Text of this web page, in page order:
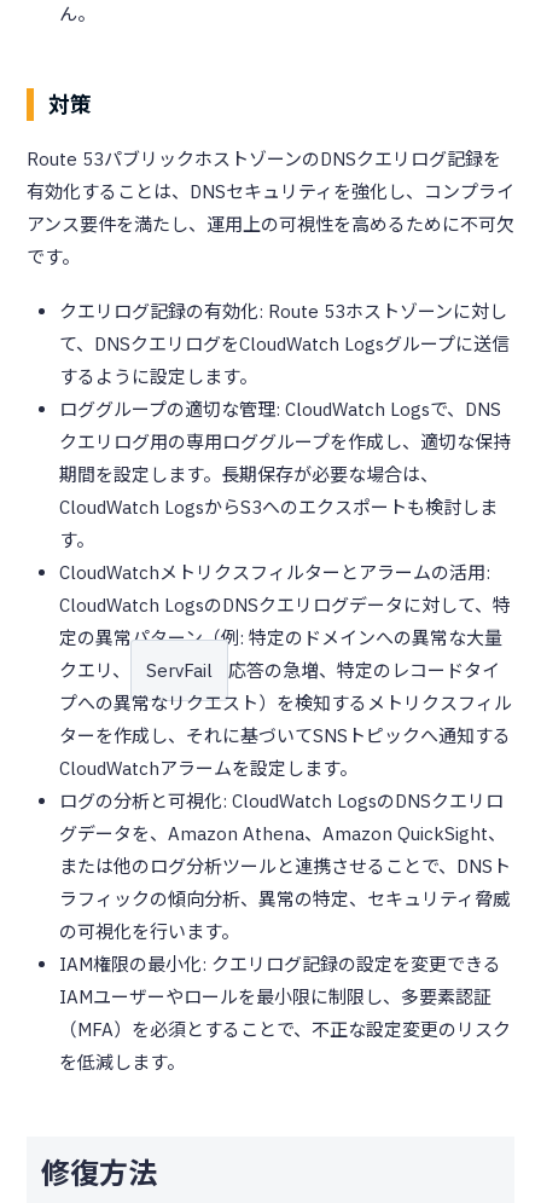
ん。
対策
Route 53パブリックホストゾーンのDNSクエリログ記録を
有効化することは、DNSセキュリティを強化し、コンプライ
アンス要件を満たし、運用上の可視性を高めるために不可欠
です。
クエリログ記録の有効化: Route 53ホストゾーンに対し
て、DNSクエリログをCloudWatch Logsグループに送信
するように設定します。
ロググループの適切な管理: CloudWatch Logsで、DNS
クエリログ用の専用ロググループを作成し、適切な保持
期間を設定します。長期保存が必要な場合は、
CloudWatch LogsからS3へのエクスポートも検討しま
す。
CloudWatchメトリクスフィルターとアラームの活用:
CloudWatch LogsのDNSクエリログデータに対して、特
定の異常パターン（例: 特定のドメインへの異常な大量
クエリ、
ServFail
応答の急増、特定のレコードタイ
プへの異常なリクエスト）を検知するメトリクスフィル
ターを作成し、それに基づいてSNSトピックへ通知する
CloudWatchアラームを設定します。
ログの分析と可視化: CloudWatch LogsのDNSクエリロ
グデータを、Amazon Athena、Amazon QuickSight、
または他のログ分析ツールと連携させることで、DNSト
ラフィックの傾向分析、異常の特定、セキュリティ脅威
の可視化を行います。
IAM権限の最小化: クエリログ記録の設定を変更できる
IAMユーザーやロールを最小限に制限し、多要素認証
（MFA）を必須とすることで、不正な設定変更のリスク
を低減します。
修復方法